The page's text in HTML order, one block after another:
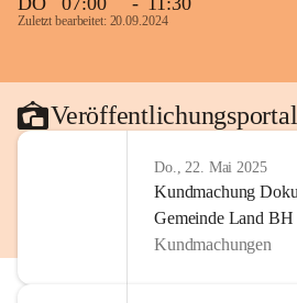
Zuletzt bearbeitet: 20.09.2024
Veröffentlichungsportal
Do., 22. Mai 2025
Kundmachung
Gemeinde Land BH
Kundmachungen